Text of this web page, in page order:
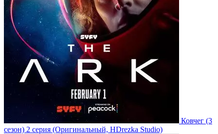
Ковчег (3
сезон) 2 серия (Оригинальный, HDrezka Studio)